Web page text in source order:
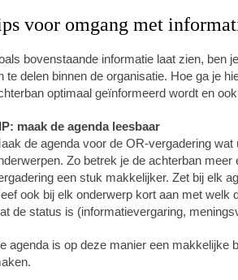
voor omgang met
bovenstaande informatie laat zien, ben
te delen binnen de organisatie. Hoe ga je
optimaal geïnformeerd wordt en
maak de agenda leesbaar
de agenda voor de OR-vergadering
Zo betrek je de achterban
een stuk makkelijker. Zet bij elk
ook bij elk onderwerp kort aan met welk
de status is (informatievergaring,
agenda is op deze manier een makkelijke